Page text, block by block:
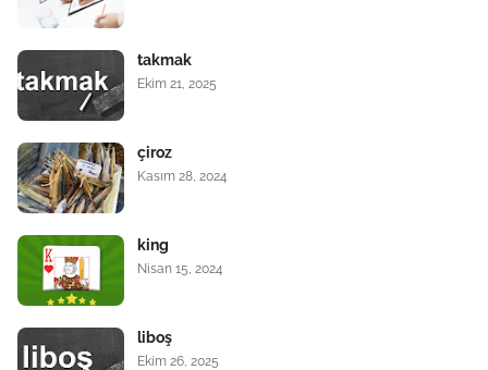
takmak
Ekim 21, 2025
çiroz
Kasım 28, 2024
king
Nisan 15, 2024
liboş
Ekim 26, 2025